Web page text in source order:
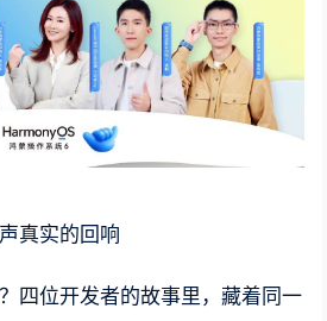
真实的回响
四位开发者的故事里，藏着同一